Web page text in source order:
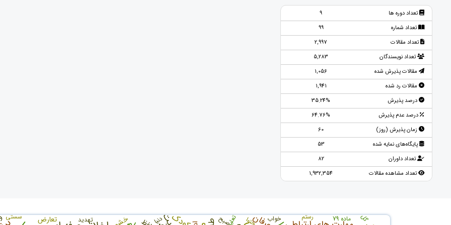
تعداد دوره ها
9
تعداد شماره
99
تعداد مقالات
2,997
تعداد نویسندگان
5,283
مقالات پذیرش شده
1,056
مقالات رد شده
1,941
درصد پذیرش
35.24%
درصد عدم پذیرش
64.76%
زمان پذیرش (روز)
60
پایگاه‌های نمایه شده
53
تعداد داوران
82
تعداد مشاهده مقالات
1,932,354
تعارض خشم تعلیم تهدید رستم صبح سستی خواب دنیا ماده 79 گل